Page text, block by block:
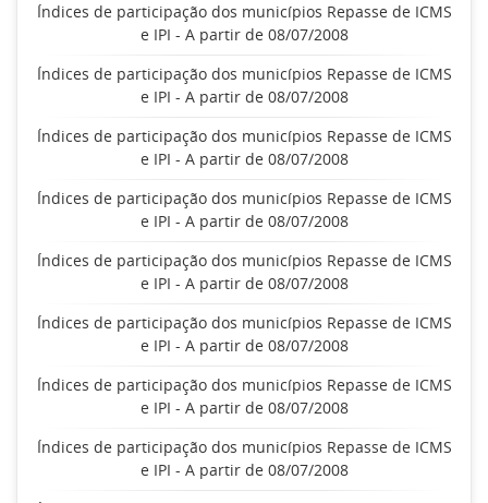
Índices de participação dos municípios Repasse de ICMS
e IPI - A partir de 08/07/2008
Índices de participação dos municípios Repasse de ICMS
e IPI - A partir de 08/07/2008
Índices de participação dos municípios Repasse de ICMS
e IPI - A partir de 08/07/2008
Índices de participação dos municípios Repasse de ICMS
e IPI - A partir de 08/07/2008
Índices de participação dos municípios Repasse de ICMS
e IPI - A partir de 08/07/2008
Índices de participação dos municípios Repasse de ICMS
e IPI - A partir de 08/07/2008
Índices de participação dos municípios Repasse de ICMS
e IPI - A partir de 08/07/2008
Índices de participação dos municípios Repasse de ICMS
e IPI - A partir de 08/07/2008